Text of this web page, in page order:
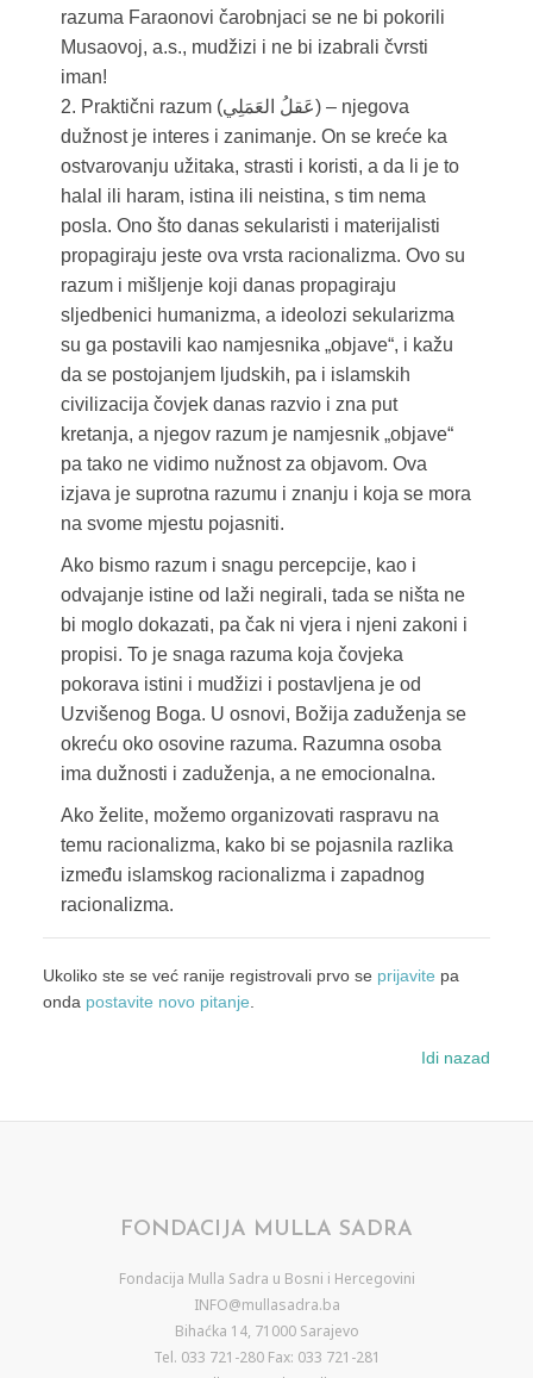
razuma Faraonovi čarobnjaci se ne bi pokorili
Musaovoj, a.s., mudžizi i ne bi izabrali čvrsti
iman!
2. Praktični razum (عَقلُ العَمَلِي) – njegova
dužnost je interes i zanimanje. On se kreće ka
ostvarovanju užitaka, strasti i koristi, a da li je to
halal ili haram, istina ili neistina, s tim nema
posla. Ono što danas sekularisti i materijalisti
propagiraju jeste ova vrsta racionalizma. Ovo su
razum i mišljenje koji danas propagiraju
sljedbenici humanizma, a ideolozi sekularizma
su ga postavili kao namjesnika „objave“, i kažu
da se postojanjem ljudskih, pa i islamskih
civilizacija čovjek danas razvio i zna put
kretanja, a njegov razum je namjesnik „objave“
pa tako ne vidimo nužnost za objavom. Ova
izjava je suprotna razumu i znanju i koja se mora
na svome mjestu pojasniti.
Ako bismo razum i snagu percepcije, kao i
odvajanje istine od laži negirali, tada se ništa ne
bi moglo dokazati, pa čak ni vjera i njeni zakoni i
propisi. To je snaga razuma koja čovjeka
pokorava istini i mudžizi i postavljena je od
Uzvišenog Boga. U osnovi, Božija zaduženja se
okreću oko osovine razuma. Razumna osoba
ima dužnosti i zaduženja, a ne emocionalna.
Ako želite, možemo organizovati raspravu na
temu racionalizma, kako bi se pojasnila razlika
između islamskog racionalizma i zapadnog
racionalizma.
Ukoliko ste se već ranije registrovali prvo se prijavite pa
onda postavite novo pitanje.
Idi nazad
FONDACIJA MULLA SADRA
Fondacija Mulla Sadra u Bosni i Hercegovini
INFO@mullasadra.ba
Bihaćka 14, 71000 Sarajevo
Tel. 033 721-280 Fax: 033 721-281